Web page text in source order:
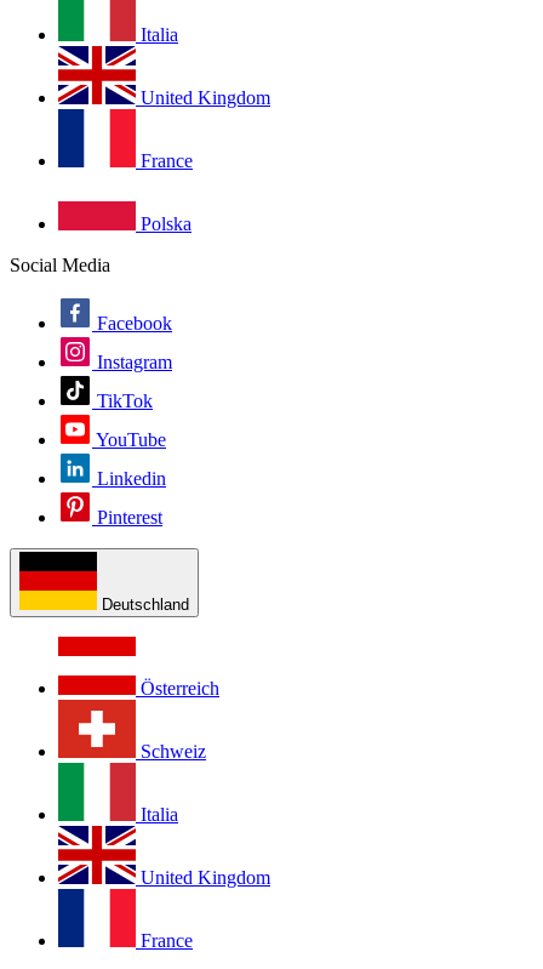
Italia
United Kingdom
France
Polska
Social Media
Facebook
Instagram
TikTok
YouTube
Linkedin
Pinterest
Deutschland
Österreich
Schweiz
Italia
United Kingdom
France